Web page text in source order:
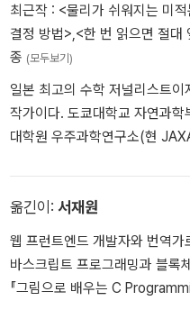
최근작 : <물리가 쉬워지는 미
결정 방법> <한 번 읽으면 절대
종 (모두보기)
일본 최고의 수학 저널리스트
작가이다. 도쿄대학교 자연과
대학원 우주과학연구소(현
표로 참가했다. 현재 어른을 위
기고하고, 다수의 방송에 수학
스트로도 활동하고 있다. 2010
(실제 고교생을 대상으로 원하
옮긴이: 서재원
웹 프런트엔드 개발자와 번역
바스크립트 프로그래밍과 블록
『그림으로 배우는 C